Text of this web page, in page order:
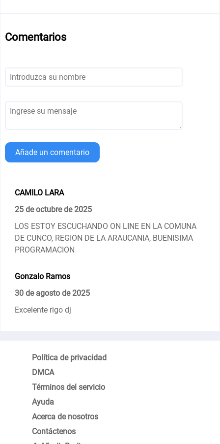
Comentarios
Añade un comentario
CAMILO LARA
25 de octubre de 2025
LOS ESTOY ESCUCHANDO ON LINE EN LA COMUNA
DE CUNCO, REGION DE LA ARAUCANIA, BUENISIMA
PROGRAMACION
Gonzalo Ramos
30 de agosto de 2025
Excelente rigo dj
Política de privacidad
DMCA
Términos del servicio
Ayuda
Acerca de nosotros
Contáctenos